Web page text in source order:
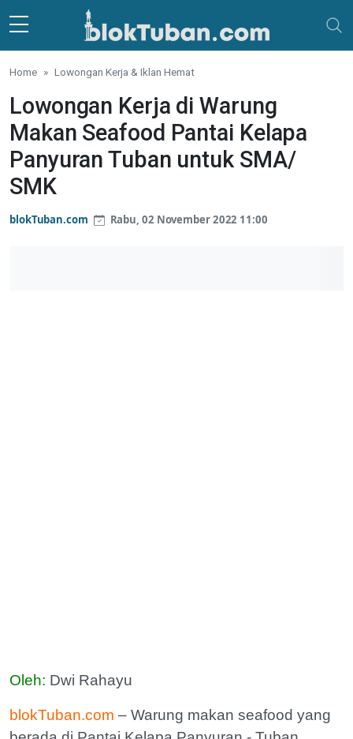
Skip to main content
Home Lowongan Kerja & Iklan Hemat
Lowongan Kerja di Warung
Makan Seafood Pantai Kelapa
Panyuran Tuban untuk SMA/
SMK
blokTuban.com Rabu, 02 November 2022 11:00
Oleh: Dwi Rahayu
blokTuban.com – Warung makan seafood yang